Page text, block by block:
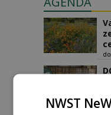
t/
NWST